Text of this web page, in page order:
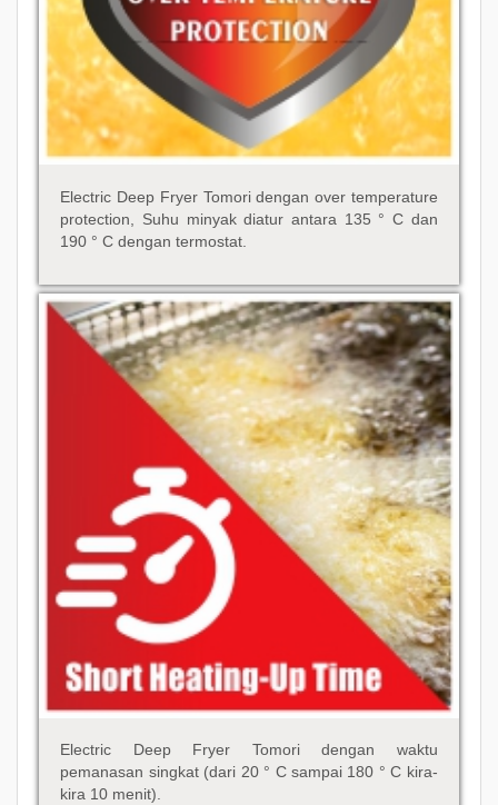
Electric Deep Fryer Tomori dengan over temperature
protection, Suhu minyak diatur antara 135 ° C dan
190 ° C dengan termostat.
Electric Deep Fryer Tomori dengan waktu
pemanasan singkat (dari 20 ° C sampai 180 ° C kira-
kira 10 menit).